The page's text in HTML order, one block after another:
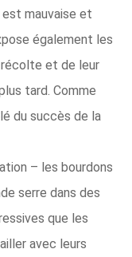
mauvaise et
également les
récolte et de leur
tard. Comme
du succès de la
– les bourdons
serre dans des
que les
avec leurs